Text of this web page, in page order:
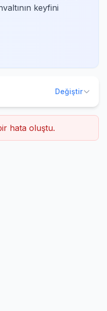
keyfini
Değiştir
hata oluştu.